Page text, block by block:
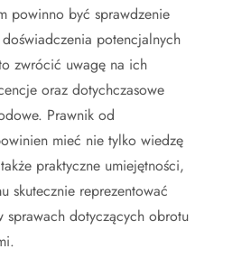
powinno być sprawdzenie
potencjalnych
zwrócić uwagę na ich
oraz dotychczasowe
Prawnik od
mieć nie tylko wiedzę
praktyczne umiejętności,
skutecznie reprezentować
sprawach dotyczących obrotu